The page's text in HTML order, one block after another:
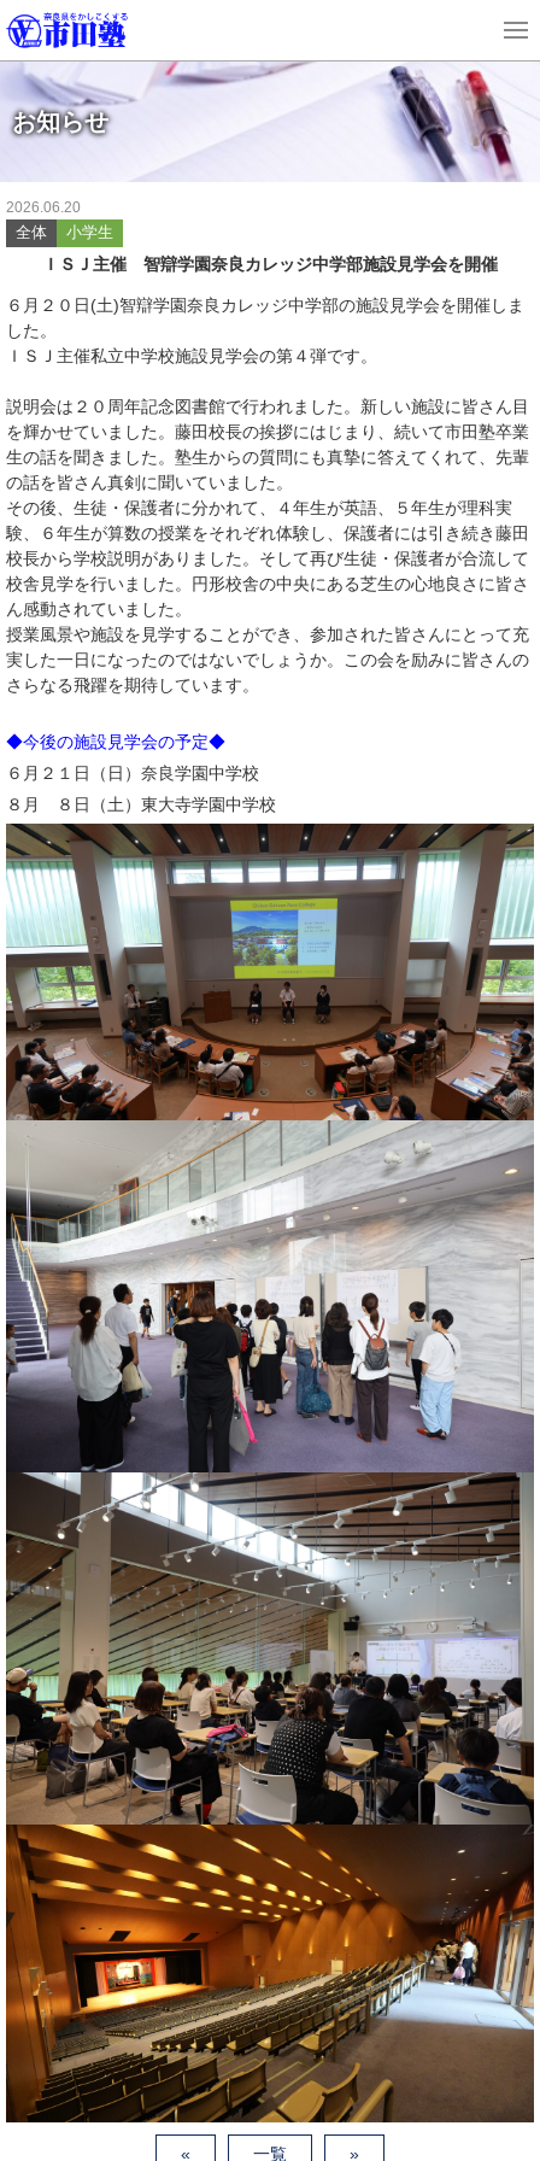
お知らせ
2026.06.20
全体 小学生
ＩＳＪ主催 智辯学園奈良カレッジ中学部施設見学会を開催
６月２０日(土)智辯学園奈良カレッジ中学部の施設見学会を開催しま
した。
ＩＳＪ主催私立中学校施設見学会の第４弾です。
説明会は２０周年記念図書館で行われました。新しい施設に皆さん目
を輝かせていました。藤田校長の挨拶にはじまり、続いて市田塾卒業
生の話を聞きました。塾生からの質問にも真摯に答えてくれて、先輩
の話を皆さん真剣に聞いていました。
その後、生徒・保護者に分かれて、４年生が英語、５年生が理科実
験、６年生が算数の授業をそれぞれ体験し、保護者には引き続き藤田
校長から学校説明がありました。そして再び生徒・保護者が合流して
校舎見学を行いました。円形校舎の中央にある芝生の心地良さに皆さ
ん感動されていました。
授業風景や施設を見学することができ、参加された皆さんにとって充
実した一日になったのではないでしょうか。この会を励みに皆さんの
さらなる飛躍を期待しています。
◆今後の施設見学会の予定◆
６月２１日（日）奈良学園中学校
８月 ８日（土）東大寺学園中学校
« 一覧 »